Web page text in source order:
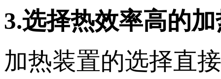
3.选择热效率高的
加热装置的选择直